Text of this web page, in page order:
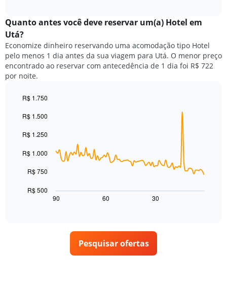
O
gráfico
tem
1
eixo
Y
exibindo
preço
de
um
quarto
exibe
o
preço
médio
de
um
quarto
cada
da
O
tem
eixo
exibindo
Quanto antes você deve reservar um(a) Hotel em
Utá?
Economize dinheiro reservando uma acomodação tipo Hotel
pelo menos 1 dia antes da sua viagem para Utá. O menor preço
encontrado ao reservar com antecedência de 1 dia foi R$ 722
por noite.
chart
90
points.
gráfico
graphic.
90 60 30
R$ 500
R$ 750
R$ 1.000
R$ 1.250
R$ 1.500
R$ 1.750
Pesquisar ofertas